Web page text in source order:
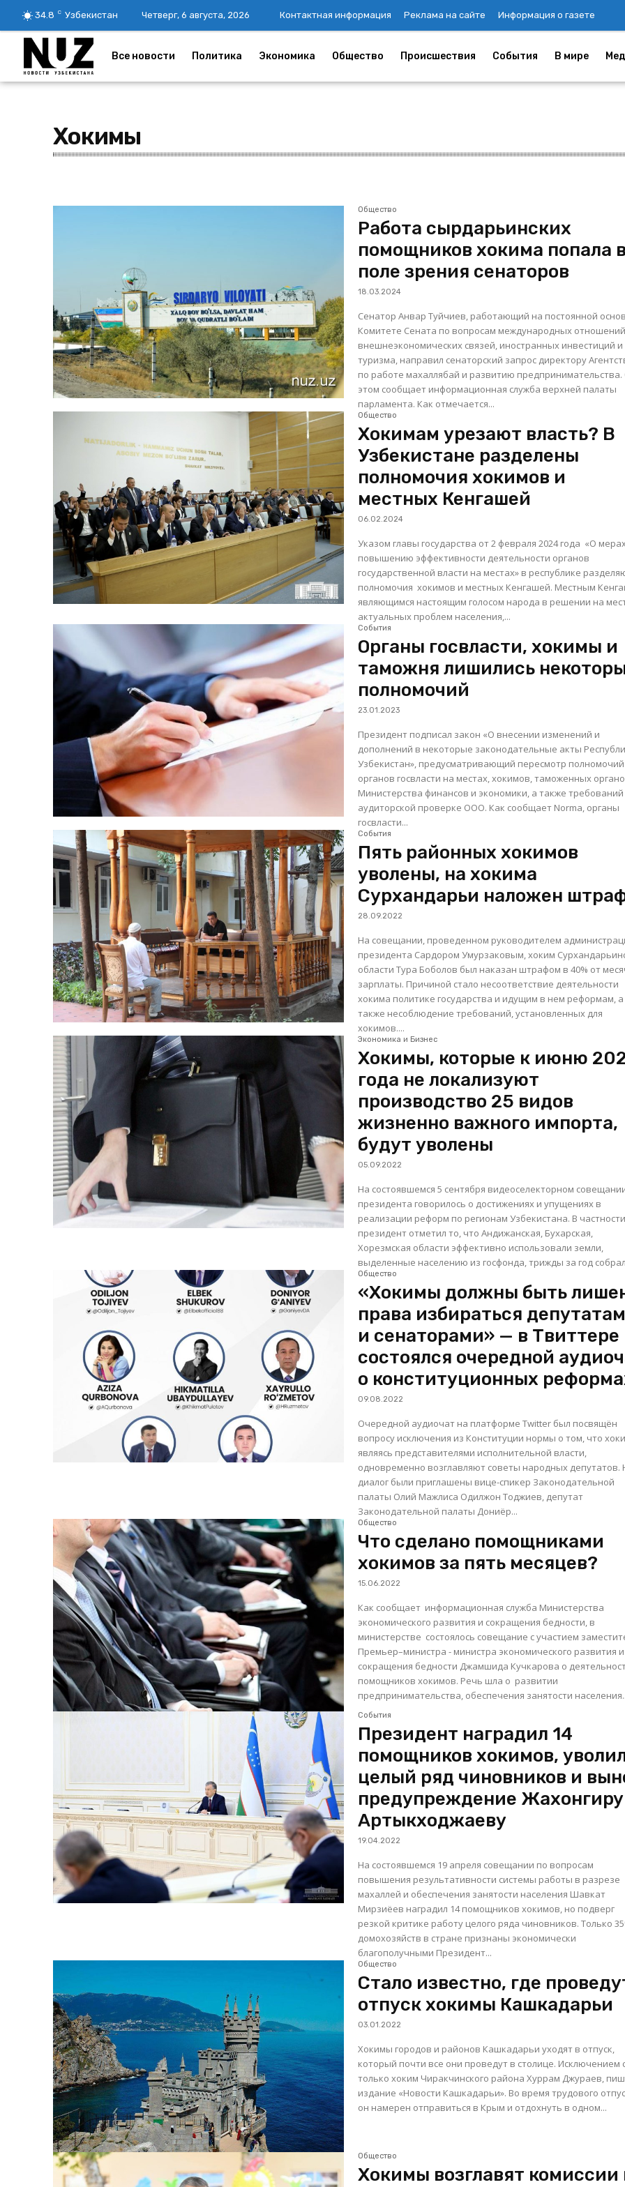
34.8 C Узбекистан Четверг, 6 августа, 2026 Контактная информация Реклама на сайте Информация о газете
Все новости Политика Экономика Общество Происшествия События В мире
Хокимы
Общество
Работа сырдарьинских
помощников хокима попала в
поле зрения сенаторов
18.03.2024
Сенатор Анвар Туйчиев, работающий на постоянной
Комитете Сената по вопросам международных
внешнеэкономических связей, иностранных инвестиций и
туризма, направил сенаторский запрос директору
по работе махаллябай и развитию предпринимательства. Об
этом сообщает информационная служба верхней палаты
парламента. Как отмечается...
Общество
Хокимам урезают власть? В
Узбекистане разделены
полномочия хокимов и
местных Кенгашей
06.02.2024
Указом главы государства от 2 февраля 2024 года «О
повышению эффективности деятельности органов
государственной власти на местах» в республике
полномочия хокимов и местных Кенгашей. Местным Кенгашам,
являющимся настоящим голосом народа в решении на
актуальных проблем населения,...
События
Органы госвласти, хокимы и
таможня лишились
полномочий
23.01.2023
Президент подписал закон «О внесении изменений и
дополнений в некоторые законодательные акты
Узбекистан», предусматривающий пересмотр полномочий
органов госвласти на местах, хокимов, таможенных
Министерства финансов и экономики, а также требований
аудиторской проверке ООО. Как сообщает Norma, органы
госвласти...
События
Пять районных хокимов
уволены, на хокима
Сурхандарьи наложен
28.09.2022
На совещании, проведенном руководителем
президента Сардором Умурзаковым, хоким
области Тура Боболов был наказан штрафом в 40% от
зарплаты. Причиной стало несоответствие деятельности
хокима политике государства и идущим в нем реформам, а
также несоблюдение требований, установленных для
хокимов....
Экономика и Бизнес
Хокимы, которые к июню
года не локализуют
производство 25 видов
жизненно важного импорта,
будут уволены
05.09.2022
На состоявшемся 5 сентября видеоселекторном
президента говорилось о достижениях и упущениях в
реализации реформ по регионам Узбекистана. В частности,
президент отметил то, что Андижанская, Бухарская,
Хорезмская области эффективно использовали земли,
выделенные населению из госфонда, трижды за год
Общество
«Хокимы должны быть
права избираться
и сенаторами» — в Твиттере
состоялся очередной
о конституционных
09.08.2022
Очередной аудиочат на платформе Twitter был посвящён
вопросу исключения из Конституции нормы о том, что
являясь представителями исполнительной власти,
одновременно возглавляют советы народных депутатов. На
диалог были приглашены вице-спикер Законодательной
палаты Олий Мажлиса Одилжон Тоджиев, депутат
Законодательной палаты Дониёр...
Общество
Что сделано помощниками
хокимов за пять месяцев?
15.06.2022
Как сообщает информационная служба Министерства
экономического развития и сокращения бедности, в
министерстве состоялось совещание с участием
Премьер–министра - министра экономического развития и
сокращения бедности Джамшида Кучкарова о
помощников хокимов. Речь шла о развитии
предпринимательства, обеспечения занятости
События
Президент наградил 14
помощников хокимов,
целый ряд чиновников и
предупреждение Жахонгиру
Артыкходжаеву
19.04.2022
На состоявшемся 19 апреля совещании по вопросам
повышения результативности системы работы в разрезе
махаллей и обеспечения занятости населения Шавкат
Мирзиёев наградил 14 помощников хокимов, но подверг
резкой критике работу целого ряда чиновников. Только 35%
домохозяйств в стране признаны экономически
благополучными Президент...
Общество
Стало известно, где
отпуск хокимы Кашкадарьи
03.01.2022
Хокимы городов и районов Кашкадарьи уходят в отпуск,
который почти все они проведут в столице. Исключением стал
только хоким Чиракчинского района Хуррам Джураев,
издание «Новости Кашкадарьи». Во время трудового
он намерен отправиться в Крым и отдохнуть в одном...
Общество
Хокимы возглавят комиссии